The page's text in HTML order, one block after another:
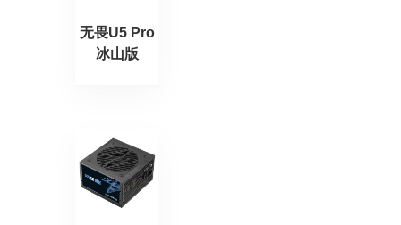
无畏U5 Pro
冰山版